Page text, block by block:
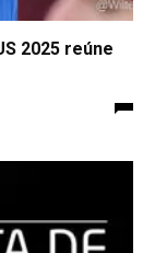
2025 reúne